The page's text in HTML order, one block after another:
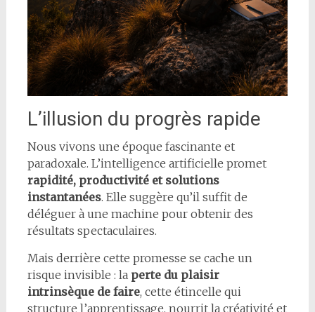
L’illusion du progrès rapide
Nous vivons une époque fascinante et
paradoxale. L’intelligence artificielle promet
rapidité, productivité et solutions
instantanées. Elle suggère qu’il suffit de
déléguer à une machine pour obtenir des
résultats spectaculaires.
Mais derrière cette promesse se cache un
risque invisible : la perte du plaisir
intrinsèque de faire, cette étincelle qui
structure l’apprentissage, nourrit la créativité et